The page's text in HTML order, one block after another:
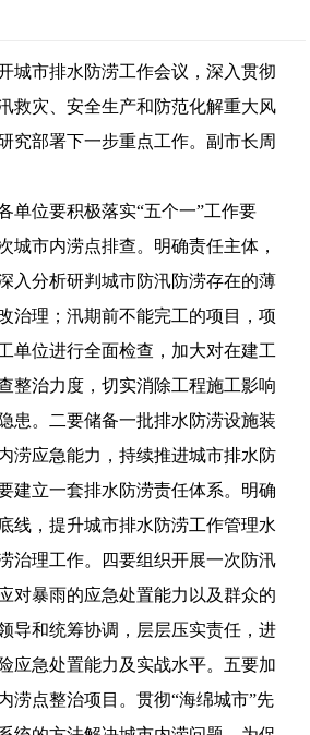
市排水防涝工作会议，深入贯彻
救灾、安全生产和防范化解重大风
究部署下一步重点工作。副市长周
位要积极落实“五个一”工作要
城市内涝点排查。明确责任主体，
入分析研判城市防汛防涝存在的薄
治理；汛期前不能完工的项目，项
单位进行全面检查，加大对在建工
整治力度，切实消除工程施工影响
患。二要储备一批排水防涝设施装
涝应急能力，持续推进城市排水防
建立一套排水防涝责任体系。明确
线，提升城市排水防涝工作管理水
治理工作。四要组织开展一次防汛
对暴雨的应急处置能力以及群众的
导和统筹协调，层层压实责任，进
应急处置能力及实战水平。五要加
涝点整治项目。贯彻“海绵城市”先